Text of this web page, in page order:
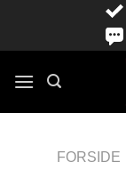
FORSIDE